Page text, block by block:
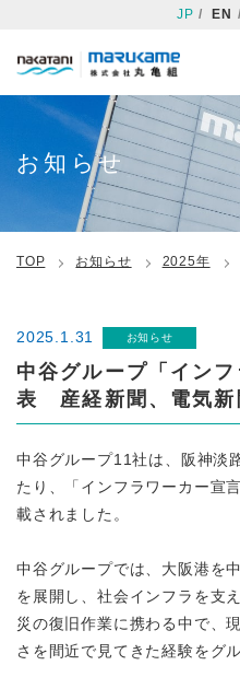
JP EN
お知らせ
TOP お知らせ 2025年
2025.1.31 お知らせ
中谷グループ「イン
表 産経新聞、電気新
中谷グループ11社は、阪神淡
たり、「インフラワーカー宣
載されました。
中谷グループでは、大阪港を
を展開し、社会インフラを支
災の復旧作業に携わる中で、
さを間近で見てきた経験をグ